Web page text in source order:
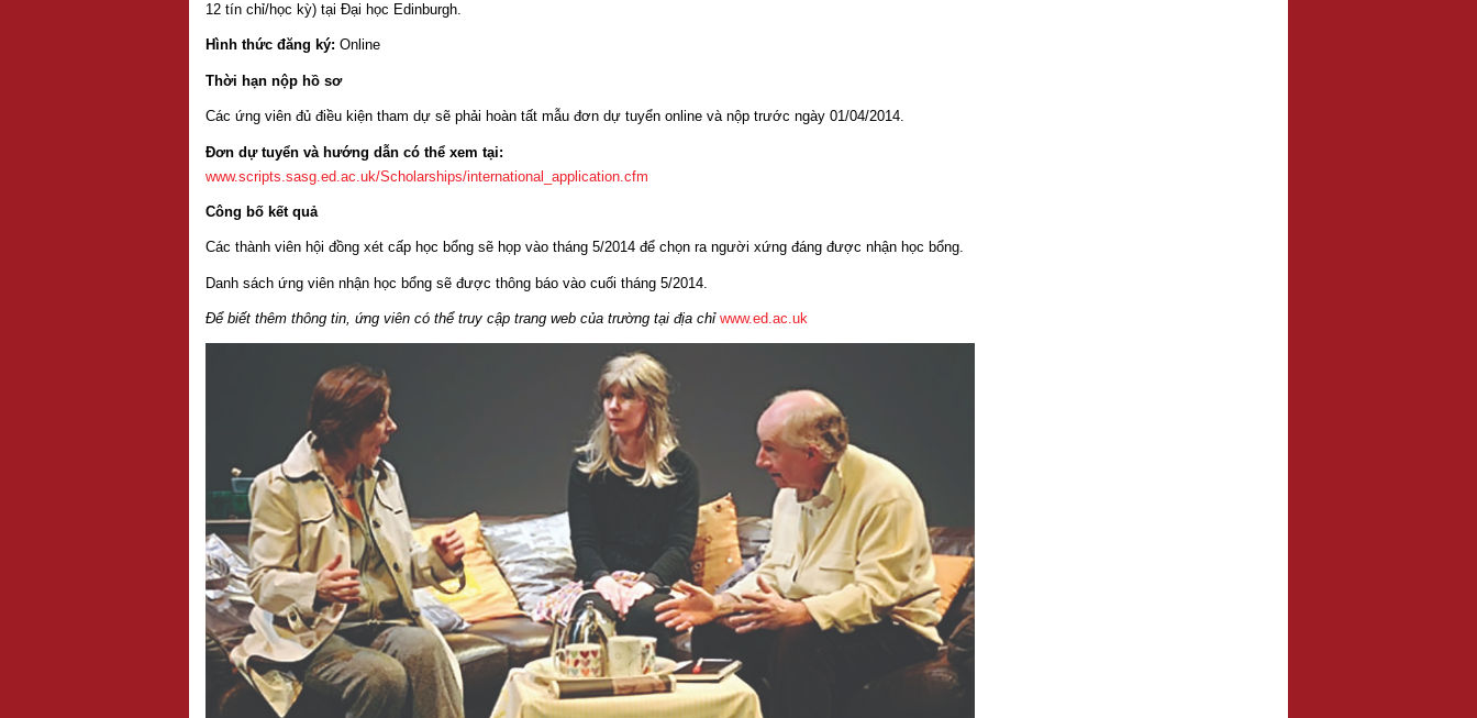
12 tín chỉ/học kỳ) tại Đại học Edinburgh.
Hình thức đăng ký: Online
Thời hạn nộp hồ sơ
Các ứng viên đủ điều kiện tham dự sẽ phải hoàn tất mẫu đơn dự tuyển online và nộp trước ngày 01/04/2014.
Đơn dự tuyển và hướng dẫn có thể xem tại:
www.scripts.sasg.ed.ac.uk/Scholarships/international_application.cfm
Công bố kết quả
Các thành viên hội đồng xét cấp học bổng sẽ họp vào tháng 5/2014 để chọn ra người xứng đáng được nhận học bổng.
Danh sách ứng viên nhận học bổng sẽ được thông báo vào cuối tháng 5/2014.
Để biết thêm thông tin, ứng viên có thể truy cập trang web của trường tại địa chỉ www.ed.ac.uk